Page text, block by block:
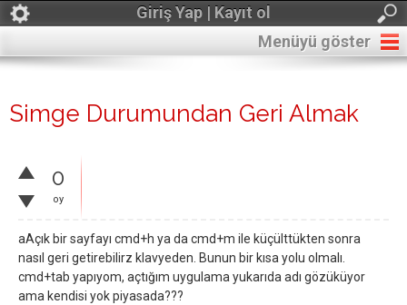
Giriş Yap | Kayıt ol
Menüyü göster
Simge Durumundan Geri Almak
0
oy
aAçık bir sayfayı cmd+h ya da cmd+m ile küçülttükten sonra
nasıl geri getirebilirz klavyeden. Bunun bir kısa yolu olmalı.
cmd+tab yapıyom, açtığım uygulama yukarıda adı gözüküyor
ama kendisi yok piyasada???